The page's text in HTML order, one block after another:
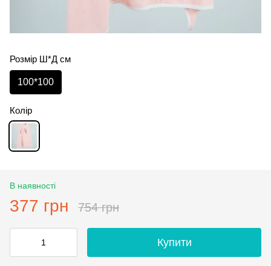
Розмір Ш*Д см
100*100
Колір
В наявності
377 грн 754 грн
Купити